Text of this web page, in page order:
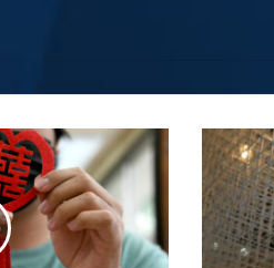
China
propone
alternativa
ante
regulación
de